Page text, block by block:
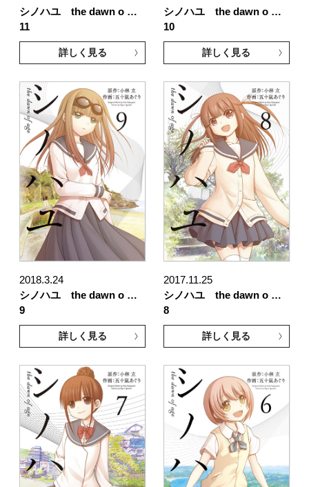
シノハユ the dawn o …
11
詳しく見る
シノハユ the dawn o …
10
詳しく見る
2018.3.24
シノハユ the dawn o …
9
詳しく見る
2017.11.25
シノハユ the dawn o …
8
詳しく見る